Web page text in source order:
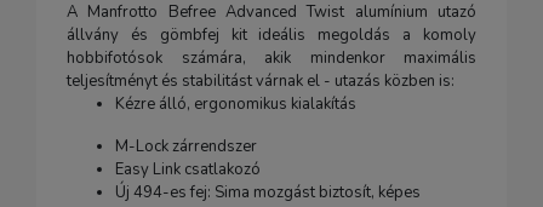
A Manfrotto Befree Advanced Twist alumínium utazó
állvány és gömbfej kit ideális megoldás a komoly
hobbifotósok számára, akik mindenkor maximális
teljesítményt és stabilitást várnak el - utazás közben is:
Kézre álló, ergonomikus kialakítás
M-Lock zárrendszer
Easy Link csatlakozó
Új 494-es fej: Sima mozgást biztosít, képes